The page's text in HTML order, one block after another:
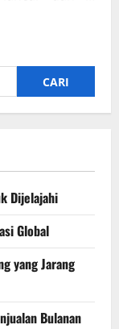
Dijelajahi
Global
yang Jarang
Bulanan